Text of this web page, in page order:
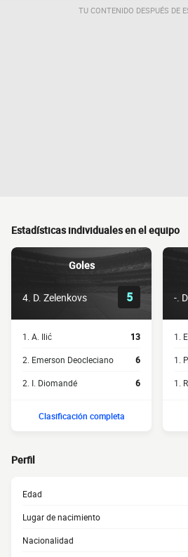
TU CONTENIDO DESPUÉS DE
Estadísticas individuales en el equipo
Goles
4. D. Zelenkovs 5
1. A. Ilić 13
2. Emerson Deocleciano 6
2. I. Diomandé 6
Clasificación completa
-.
1.
1.
1.
Perfil
Edad
Lugar de nacimiento
Nacionalidad